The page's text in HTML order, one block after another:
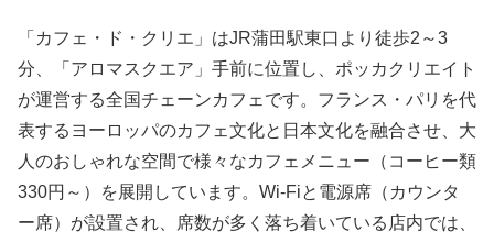
「カフェ・ド・クリエ」はJR蒲田駅東口より徒歩2～3
分、「アロマスクエア」手前に位置し、ポッカクリエイト
が運営する全国チェーンカフェです。フランス・パリを代
表するヨーロッパのカフェ文化と日本文化を融合させ、大
人のおしゃれな空間で様々なカフェメニュー（コーヒー類
330円～）を展開しています。Wi-Fiと電源席（カウンタ
ー席）が設置され、席数が多く落ち着いている店内では、